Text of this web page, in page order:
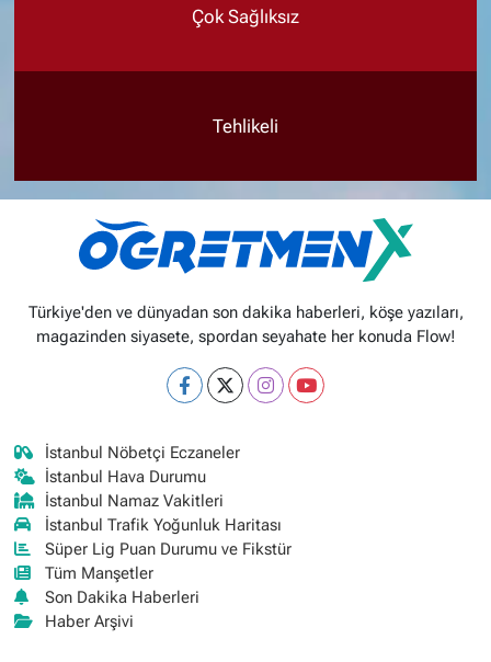
Çok Sağlıksız
Tehlikeli
Türkiye'den ve dünyadan son dakika haberleri, köşe yazıları,
magazinden siyasete, spordan seyahate her konuda Flow!
İstanbul Nöbetçi Eczaneler
İstanbul Hava Durumu
İstanbul Namaz Vakitleri
İstanbul Trafik Yoğunluk Haritası
Süper Lig Puan Durumu ve Fikstür
Tüm Manşetler
Son Dakika Haberleri
Haber Arşivi